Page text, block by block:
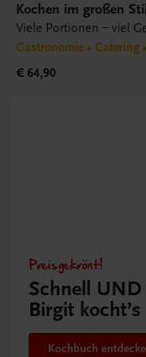
Kochen im großen Stil
Viele Portionen – viel
Gastronomie • Catering
€ 64,90
Preisgekrönt!
Schnell UND
Birgit kocht’s
Kochbuch